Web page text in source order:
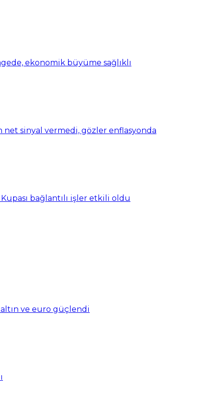
ekonomik büyüme sağlıklı
sinyal vermedi, gözler enflasyonda
bağlantılı işler etkili oldu
altın ve euro güçlendi